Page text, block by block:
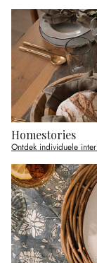
Homestories
Ontdek individuele